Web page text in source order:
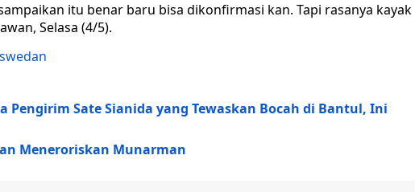
itu benar baru bisa dikonfirmasi kan. Tapi rasanya kayak
Selasa (4/5).
Pengirim Sate Sianida yang Tewaskan Bocah di Bantul, Ini
Meneroriskan Munarman